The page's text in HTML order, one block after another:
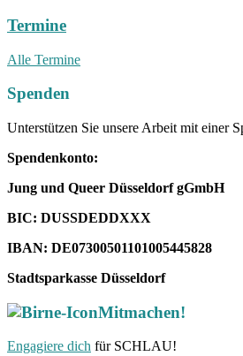
Termine
Alle Termine
Spenden
Unterstützen Sie unsere Arbeit mit einer
Spendenkonto:
Jung und Queer Düsseldorf gGmbH
BIC: DUSSDEDDXXX
IBAN: DE07300501101005445828
Stadtsparkasse Düsseldorf
Mitmachen!
Engagiere dich für SCHLAU!